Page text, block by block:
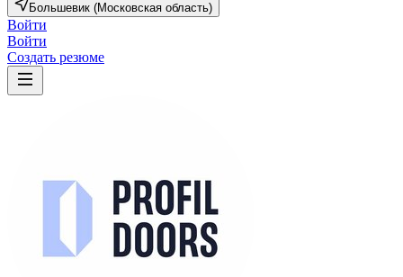
Большевик (Московская область)
Войти
Войти
Создать резюме